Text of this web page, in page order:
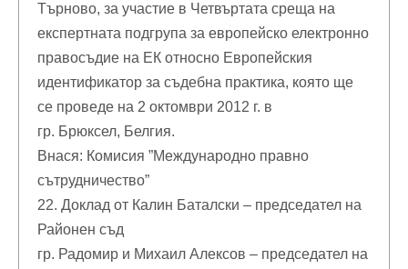
Търново, за участие в Четвъртата среща на
експертната подгрупа за европейско електронно
правосъдие на ЕК относно Европейския
идентификатор за съдебна практика, която ще
се проведе на 2 октомври 2012 г. в
гр. Брюксел, Белгия.
Внася: Комисия ”Международно правно
сътрудничество”
22. Доклад от Калин Баталски – председател на
Районен съд
гр. Радомир и Михаил Алексов – председател на